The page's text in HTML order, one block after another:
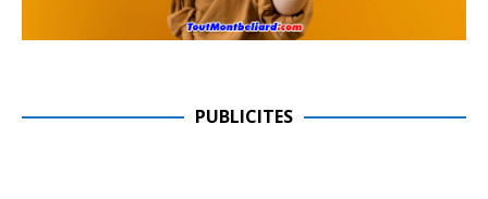
PUBLICITES